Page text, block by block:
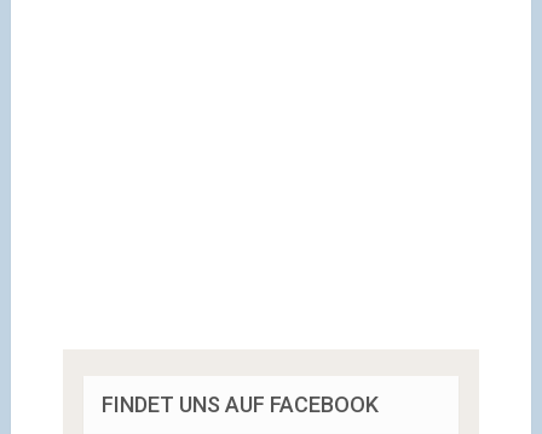
FINDET UNS AUF FACEBOOK